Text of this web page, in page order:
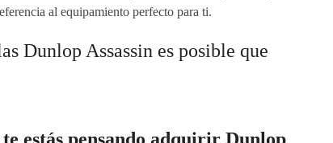
al equipamiento perfecto para ti.
Dunlop Assassin es posible que